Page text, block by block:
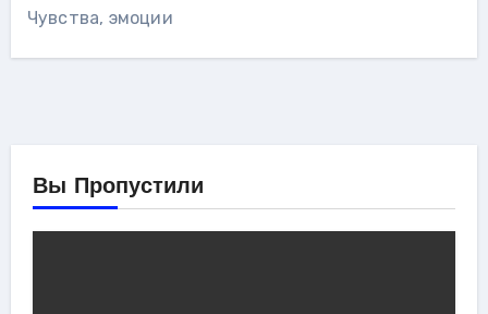
Чувства, эмоции
Вы Пропустили